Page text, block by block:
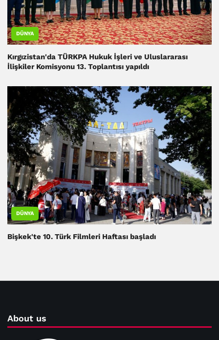
DÜNYA
Kırgızistan'da TÜRKPA Hukuk İşleri ve Uluslararası
İlişkiler Komisyonu 13. Toplantısı yapıldı
DÜNYA
Bişkek'te 10. Türk Filmleri Haftası başladı
About us